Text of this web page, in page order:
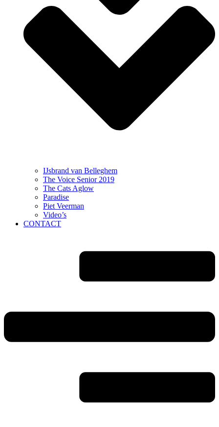
IJsbrand van Belleghem
The Voice Senior 2019
The Cats Aglow
Paradise
Piet Veerman
Video’s
CONTACT